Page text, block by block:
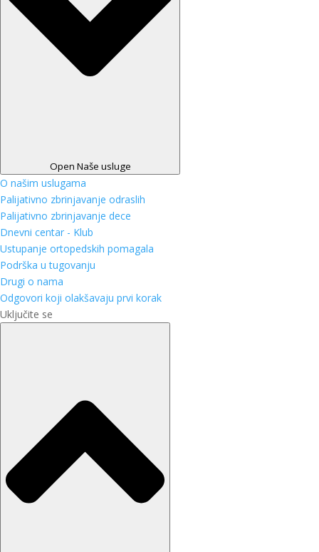
Open Naše usluge
O našim uslugama
Palijativno zbrinjavanje odraslih
Palijativno zbrinjavanje dece
Dnevni centar - Klub
Ustupanje ortopedskih pomagala
Podrška u tugovanju
Drugi o nama
Odgovori koji olakšavaju prvi korak
Uključite se